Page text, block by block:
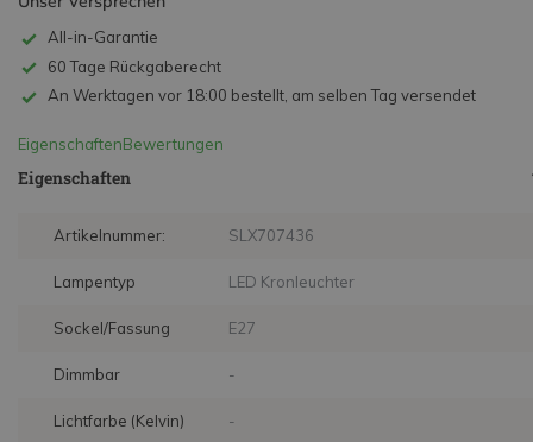
All-in-Garantie
60 Tage Rückgaberecht
An Werktagen vor 18:00 bestellt, am selben Tag versendet
EigenschaftenBewertungen
Eigenschaften
Artikelnummer: SLX707436
Lampentyp LED Kronleuchter
Sockel/Fassung E27
Dimmbar -
Lichtfarbe (Kelvin) -